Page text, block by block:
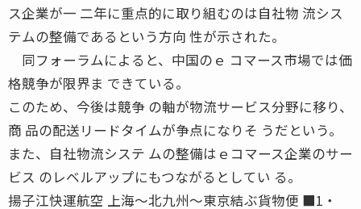
ス企業が一 二年に重点的に取り組むのは自社物 流シス
テムの整備であるという方向 性が示された。
同フォーラムによると、中国のｅ コマース市場では価
格競争が限界ま できている。
このため、今後は競争 の軸が物流サービス分野に移り、
商 品の配送リードタイムが争点になりそ うだという。
また、自社物流システ ムの整備はｅコマース企業のサー
ビス のレベルアップにもつながるとしてい る。
揚子江快運航空 上海〜北九州〜東京結ぶ貨物便 ■1・